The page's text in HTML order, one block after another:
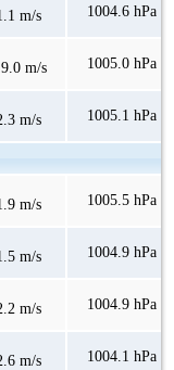
m/s 1004.6 hPa
m/s 1005.0 hPa
m/s 1005.1 hPa
m/s 1005.5 hPa
m/s 1004.9 hPa
m/s 1004.9 hPa
m/s 1004.1 hPa